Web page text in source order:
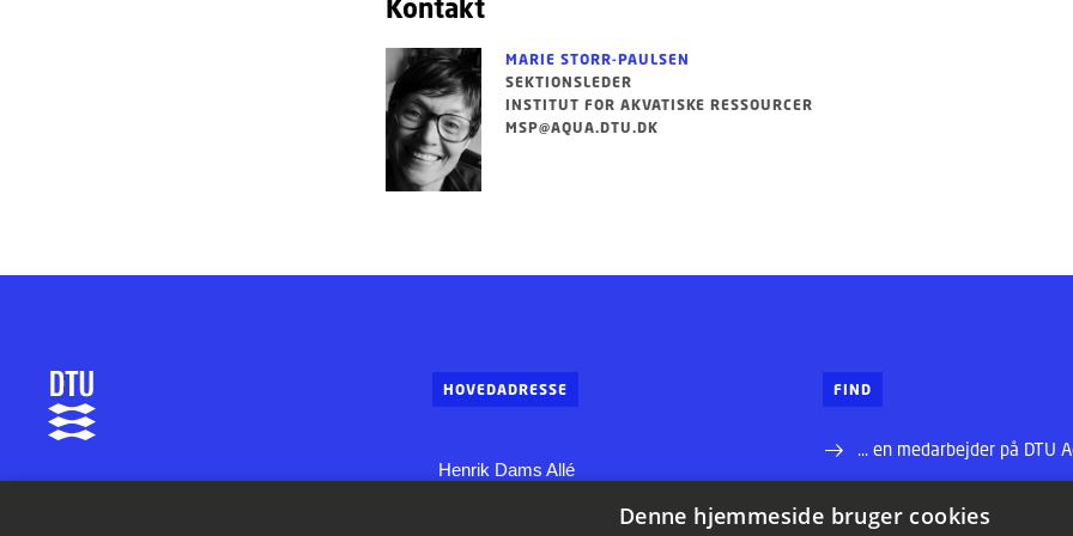
Kontakt
MARIE STORR-PAULSEN
SEKTIONSLEDER
INSTITUT FOR AKVATISKE RESSOURCER
MSP@AQUA.DTU.DK
HOVEDADRESSE
Henrik Dams Allé
FIND
... en medarbejder på DTU
Denne hjemmeside bruger cookies